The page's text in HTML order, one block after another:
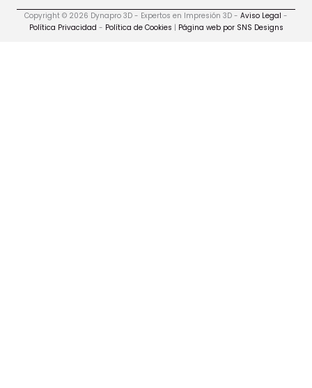
Copyright © 2026 Dynapro 3D - Expertos en Impresión 3D - Aviso Legal -
Política Privacidad - Política de Cookies | Página web por SNS Designs